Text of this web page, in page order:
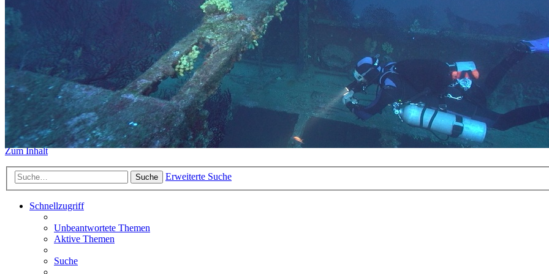
https://www.sidemount-forum.com
erreichbar.
Das alte Forum hier existiert nur aufgrund deralten Galerie
Sidemount-Forum
Erlebe den Unterschied
Zum Inhalt
Suche Erweiterte Suche
Schnellzugriff
Unbeantwortete Themen
Aktive Themen
Suche